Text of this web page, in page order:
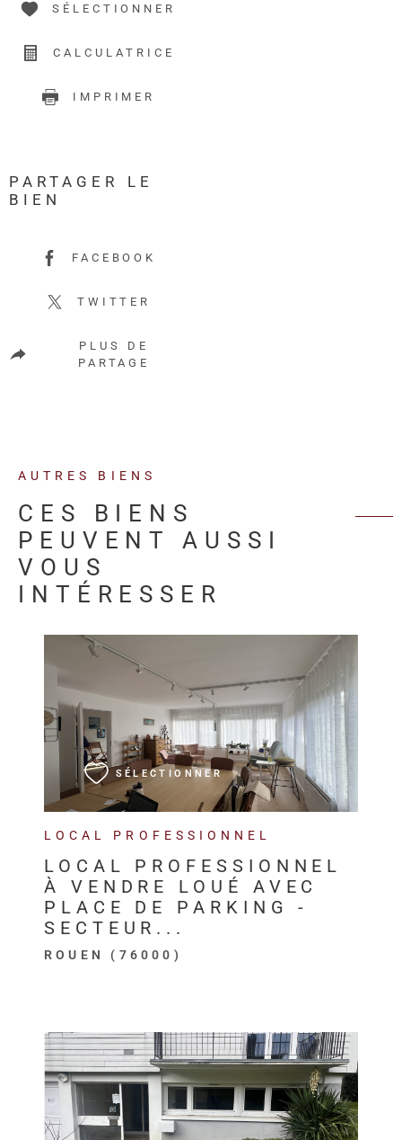
SÉLECTIONNER
CALCULATRICE
IMPRIMER
PARTAGER LE
BIEN
FACEBOOK
TWITTER
PLUS DE
PARTAGE
AUTRES BIENS
CES BIENS
PEUVENT AUSSI
VOUS
INTÉRESSER
LOCAL PROFESSIONNEL
LOCAL PROFESSIONNEL
À VENDRE LOUÉ AVEC
PLACE DE PARKING -
SECTEUR...
ROUEN (76000)
SÉLECTIONNER
VOIR LE BIEN
VOIR LE BIEN